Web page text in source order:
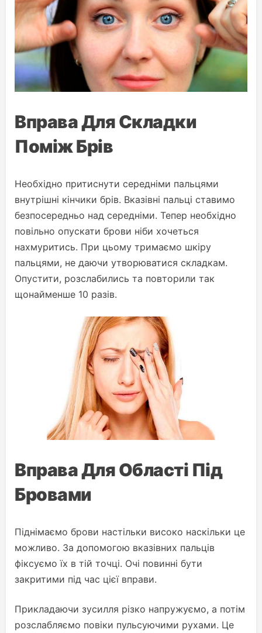
Вправа Для Складки
Поміж Брів
Необхідно притиснути середніми пальцями
внутрішні кінчики брів. Вказівні пальці ставимо
безпосередньо над середніми. Тепер необхідно
повільно опускати брови ніби хочеться
нахмуритись. При цьому тримаємо шкіру
пальцями, не даючи утворюватися складкам.
Опустити, розслабились та повторили так
щонайменше 10 разів.
Вправа Для Області Під
Бровами
Піднімаємо брови настільки високо наскільки це
можливо. За допомогою вказівних пальців
фіксуємо їх в тій точці. Очі повинні бути
закритими під час цієї вправи.
Прикладаючи зусилля різко напружуємо, а потім
розслабляємо повіки пульсуючими рухами. Це